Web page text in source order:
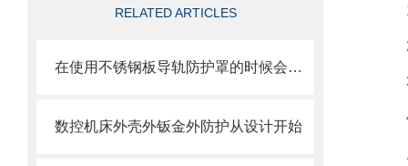
RELATED ARTICLES
在使用不锈钢板导轨防护罩的时候会有哪几种效果呢？
数控机床外壳外钣金外防护从设计开始